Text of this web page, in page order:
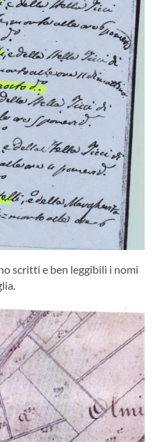
scritti e ben leggibili i nomi